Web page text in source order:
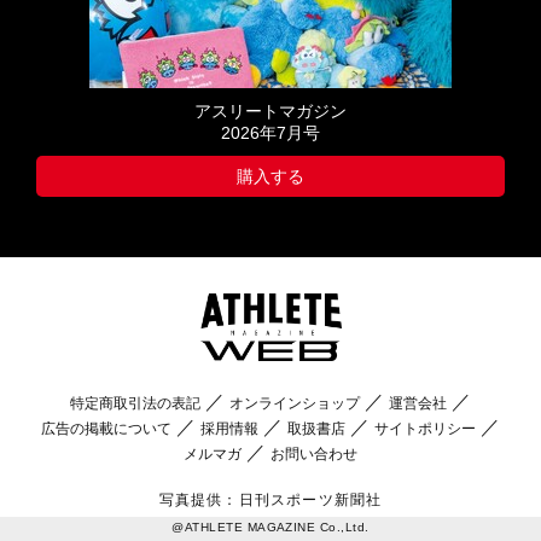
アスリートマガジン
2026年7月号
購入する
特定商取引法の表記 オンラインショップ
運営会社
広告の掲載について
採用情報 取扱書店
サイトポリシー
メルマガ
お問い合わせ
写真提供：日刊スポーツ新聞社
@ATHLETE MAGAZINE Co.,Ltd.